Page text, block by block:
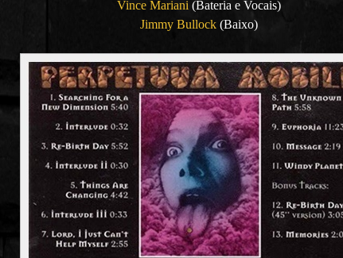
Vince Mariani (Bateria e Vocais)
Jimmy Bullock (Baixo)